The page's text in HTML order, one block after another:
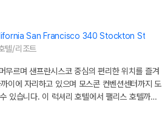
San Francisco 340 Stockton St
텔/리조트
무르며 샌프란시스코 중심의 편리한 위치를 즐겨
이에 자리하고 있으며 모스콘 컨벤션센터까지 도
있습니다. 이 럭셔리 호텔에서 팰리스 호텔까…